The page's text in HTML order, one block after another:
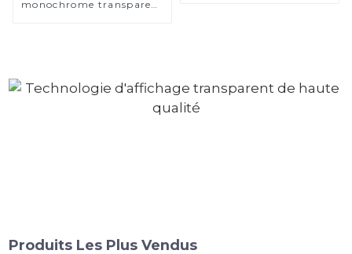
monochrome transparent
Produits Les Plus Vendus